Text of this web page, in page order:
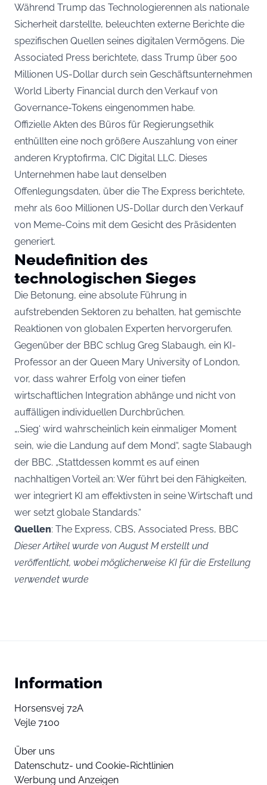
Während Trump das Technologierennen als nationale
Sicherheit darstellte, beleuchten externe Berichte die
spezifischen Quellen seines digitalen Vermögens. Die
Associated Press berichtete, dass Trump über 500
Millionen US-Dollar durch sein Geschäftsunternehmen
World Liberty Financial durch den Verkauf von
Governance-Tokens eingenommen habe.
Offizielle Akten des Büros für Regierungsethik
enthüllten eine noch größere Auszahlung von einer
anderen Kryptofirma, CIC Digital LLC. Dieses
Unternehmen habe laut denselben
Offenlegungsdaten, über die The Express berichtete,
mehr als 600 Millionen US-Dollar durch den Verkauf
von Meme-Coins mit dem Gesicht des Präsidenten
generiert.
Neudefinition des
technologischen Sieges
Die Betonung, eine absolute Führung in
aufstrebenden Sektoren zu behalten, hat gemischte
Reaktionen von globalen Experten hervorgerufen.
Gegenüber der BBC schlug Greg Slabaugh, ein KI-
Professor an der Queen Mary University of London,
vor, dass wahrer Erfolg von einer tiefen
wirtschaftlichen Integration abhänge und nicht von
auffälligen individuellen Durchbrüchen.
„‚Sieg‘ wird wahrscheinlich kein einmaliger Moment
sein, wie die Landung auf dem Mond“, sagte Slabaugh
der BBC. „Stattdessen kommt es auf einen
nachhaltigen Vorteil an: Wer führt bei den Fähigkeiten,
wer integriert KI am effektivsten in seine Wirtschaft und
wer setzt globale Standards.“
Quellen: The Express, CBS, Associated Press, BBC
Dieser Artikel wurde von August M erstellt und
veröffentlicht, wobei möglicherweise KI für die Erstellung
verwendet wurde
Information
Horsensvej 72A
Vejle 7100
Über uns
Datenschutz- und Cookie-Richtlinien
Werbung und Anzeigen